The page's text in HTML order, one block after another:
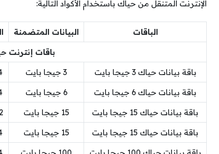
الإنترنت المتنقل من حياك باستخدام الأكواد التالية:
الباقات البيانات المتضمنة
باقات إنترنت
باقة بيانات حياك 3 جيجا بايت 3 جيجا بايت 4
باقة بيانات حياك 6 جيجا بايت 6 جيجا بايت 4
باقة بيانات حياك 15 جيجا بايت 15 جيجا بايت
باقة بيانات حياك 15 جيجا بايت 15 جيجا بايت 4